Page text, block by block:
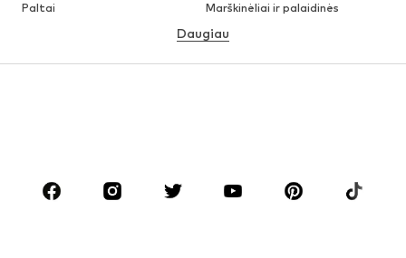
Paltai
Marškinėliai ir palaidinės
Apatiniai
Sijonai
Palaidinės ir tunikos
Aksesuarai
Premium
Daugiau